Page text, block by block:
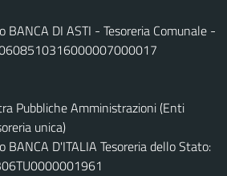
BANCA DI ASTI - Tesoreria Comunale -
Pubbliche Amministrazioni (Enti
unica)
BANCA D'ITALIA Tesoreria dello Stato: